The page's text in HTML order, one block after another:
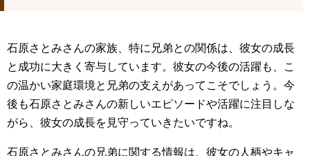
石原さとみさんの家族、特に兄弟との関係は、彼女の成長
と成功に大きく寄与しています。彼女の今後の活躍も、こ
の温かい家庭環境と兄弟の支えがあってこそでしょう。今
後も石原さとみさんの新しいエピソードや活躍に注目しな
がら、彼女の成長を見守っていきたいですね。
石原さとみさんの兄弟に関する情報は、彼女の人柄やキャ